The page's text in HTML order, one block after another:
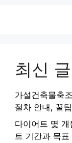
최신 글
가설건축물축
절차 안내, 꿀
다이어트 몇
트 기간과 목